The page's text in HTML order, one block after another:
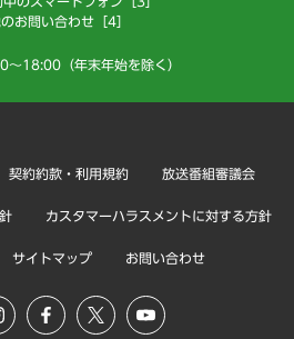
お問い合わせ［4］
18:00（年末年始を除く）
契約約款・利用規約 放送番組審議会
カスタマーハラスメントに対する方針
サイトマップ お問い合わせ